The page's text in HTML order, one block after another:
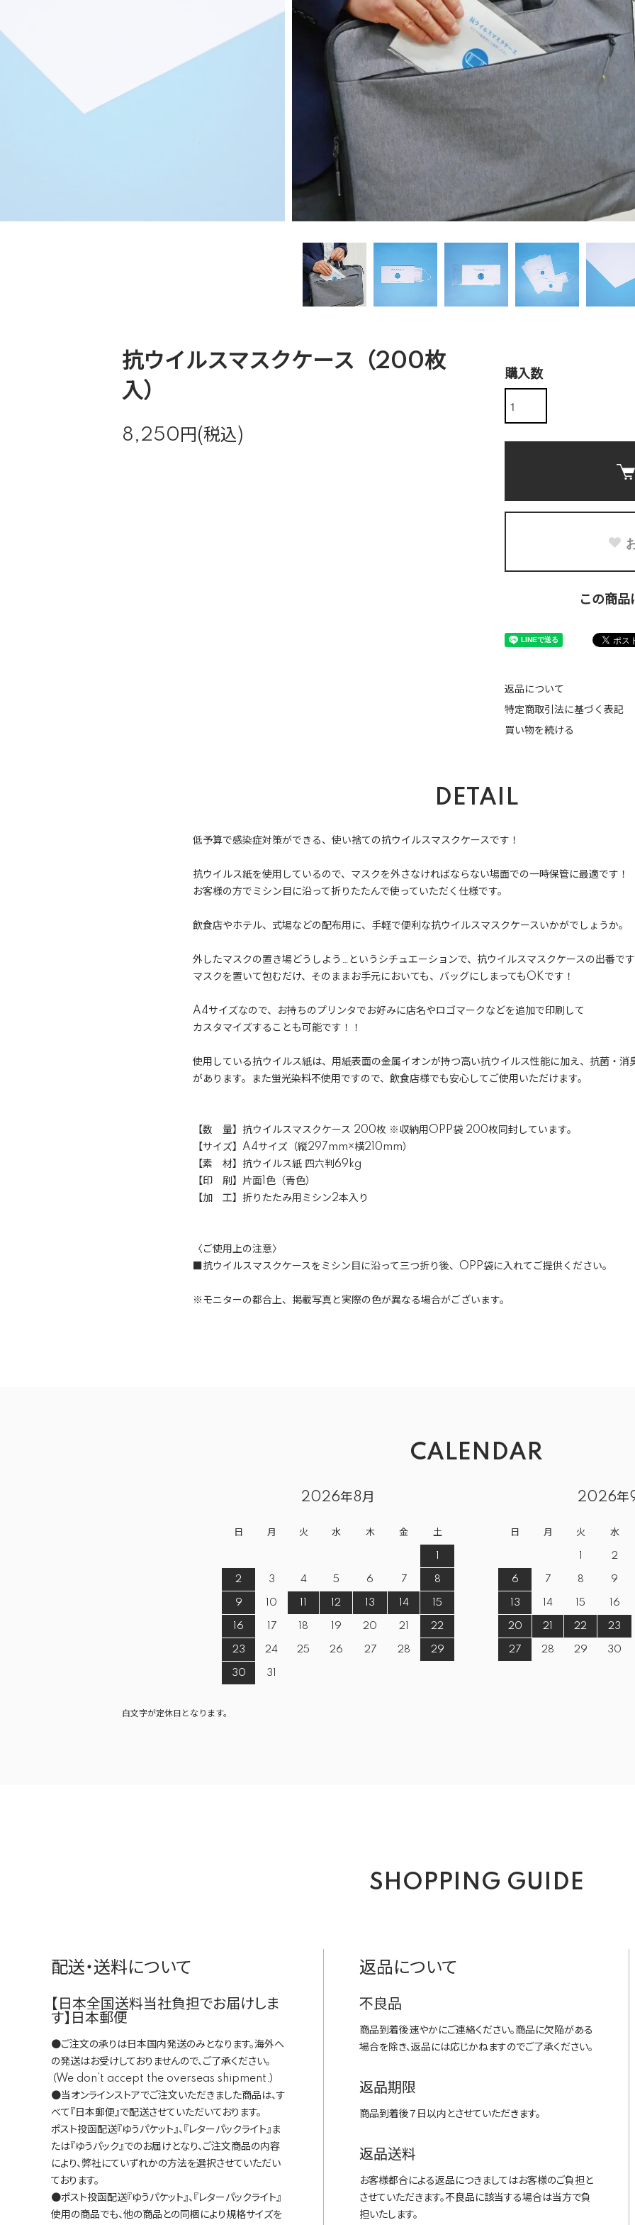
抗ウイルスマスクケース（200枚
入）
8,250円(税込)
購入数
この商品
返品について
特定商取引法に基づく表記
買い物を続ける
DETAIL
低予算で感染症対策ができる、使い捨ての抗ウイルスマスクケースです！
抗ウイルス紙を使用しているので、マスクを外さなければならない場面での一時保管に最適です！
お客様の方でミシン目に沿って折りたたんで使っていただく仕様です。
飲食店やホテル、式場などの配布用に、手軽で便利な抗ウイルスマスクケースいかがでしょうか。
外したマスクの置き場どうしよう…というシチュエーションで、抗ウイルスマスクケースの出番です
マスクを置いて包むだけ、そのままお手元においても、バッグにしまってもOKです！
A4サイズなので、お持ちのプリンタでお好みに店名やロゴマークなどを追加で印刷して
カスタマイズすることも可能です！！
使用している抗ウイルス紙は、用紙表面の金属イオンが持つ高い抗ウイルス性能に加え、抗菌・消
があります。また蛍光染料不使用ですので、飲食店様でも安心してご使用いただけます。
【数 量】抗ウイルスマスクケース 200枚 ※収納用OPP袋 200枚同封しています。
【サイズ】A4サイズ（縦297mm×横210mm）
【素 材】抗ウイルス紙 四六判69kg
【印 刷】片面1色（青色）
【加 工】折りたたみ用ミシン2本入り
〈ご使用上の注意〉
■抗ウイルスマスクケースをミシン目に沿って三つ折り後、OPP袋に入れてご提供ください。
※モニターの都合上、掲載写真と実際の色が異なる場合がございます。
CALENDAR
2026年8月
日 月 火 水 木 金 土
2 3 4 5 6 7 8
9 10 12 13 14 15
16 17 18 19 20 21 22
23 24 25 26 27 28 29
30 31
2026年
日 月 火 水
2
6 7 8 9
13 14 15 16
20 21 22 23
27 28 29 30
白文字が定休日となります。
SHOPPING GUIDE
配送・送料について
【日本全国送料当社負担でお届けしま
す】日本郵便
●ご注文の承りは日本国内発送のみとなります。海外へ
の発送はお受けしておりませんので、ご了承ください。
（We don’t accept the overseas shipment.）
●当オンラインストアでご注文いただきました商品は、す
べて『日本郵便』で配送させていただいております。
ポスト投函配送『ゆうパケット』、『レターパックライト』ま
たは『ゆうパック』でのお届けとなり、ご注文商品の内容
により、弊社にていずれかの方法を選択させていただい
ております。
●ポスト投函配送『ゆうパケット』、『レターパックライト』
使用の商品でも、他の商品との同梱により規格サイズを
返品について
不良品
商品到着後速やかにご連絡ください。商品に欠陥がある
場合を除き、返品には応じかねますのでご了承ください。
返品期限
商品到着後７日以内とさせていただきます。
返品送料
お客様都合による返品につきましてはお客様のご負担と
させていただきます。不良品に該当する場合は当方で負
担いたします。